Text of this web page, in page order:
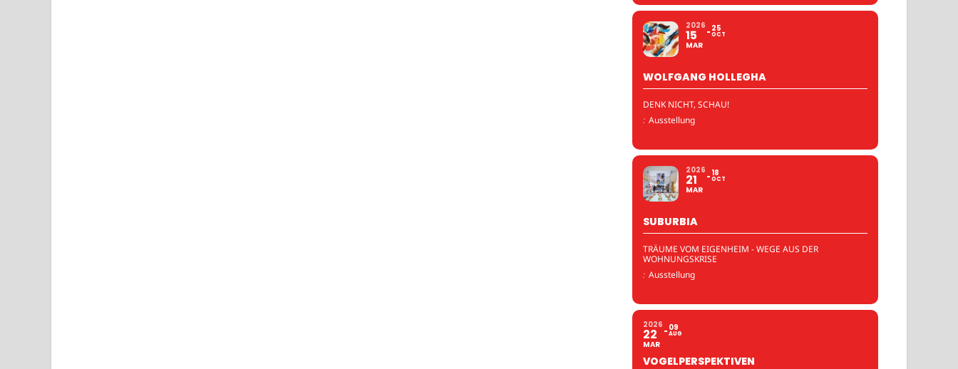
2026
15
MAR
25
OCT
WOLFGANG HOLLEGHA
DENK NICHT, SCHAU!
: Ausstellung
2026
21
MAR
18
OCT
SUBURBIA
TRÄUME VOM EIGENHEIM - WEGE AUS DER
WOHNUNGSKRISE
: Ausstellung
2026
22
MAR
09
AUG
VOGELPERSPEKTIVEN